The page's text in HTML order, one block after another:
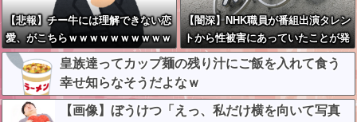
【悲報】チー牛には理解できない恋
愛、がこちらｗｗｗｗｗｗｗｗｗｗ
ｗｗｗｗｗｗｗｗｗｗｗ
【闇深】NHK職員が番組出演タレン
トから性被害にあっていたことが発
覚してしまう・・・
皇族達ってカップ麺の残り汁にご飯を入れて食う
幸せ知らなそうだよなｗ
【画像】ぼうけつ「えっ、私だけ横を向いて写真